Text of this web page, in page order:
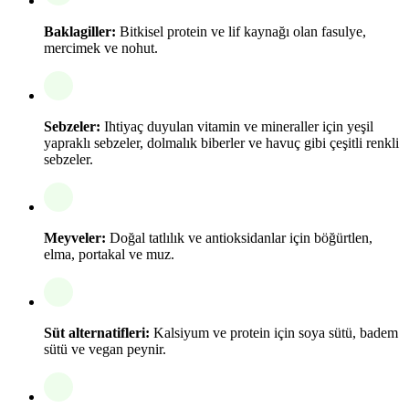
Baklagiller: Bitkisel protein ve lif kaynağı olan fasulye,
mercimek ve nohut.
Sebzeler: Ihtiyaç duyulan vitamin ve mineraller için yeşil
yapraklı sebzeler, dolmalık biberler ve havuç gibi çeşitli renkli
sebzeler.
Meyveler: Doğal tatlılık ve antioksidanlar için böğürtlen,
elma, portakal ve muz.
Süt alternatifleri: Kalsiyum ve protein için soya sütü, badem
sütü ve vegan peynir.